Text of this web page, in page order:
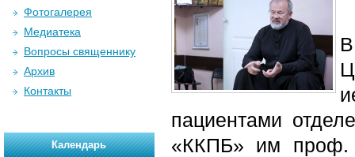
пациентами
«ККПБ» им
Фотогалерея
Медиатека
Вопросы священнику
Архив
Контакты
Календарь